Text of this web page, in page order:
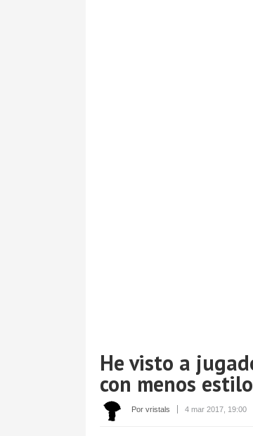
He visto a
con menos
Por vristals 4 mar 2017, 19:00